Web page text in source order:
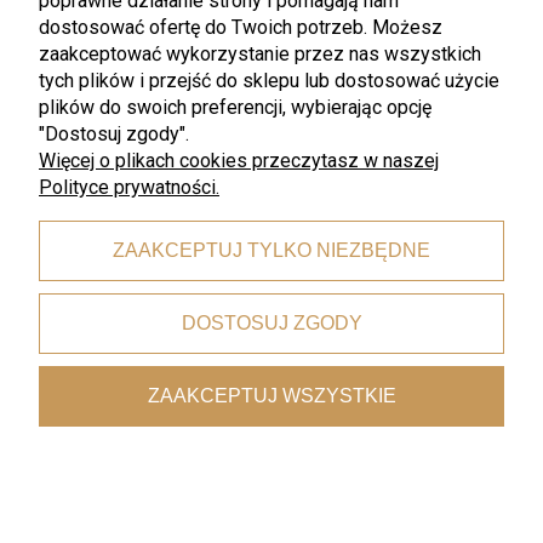
72,00 zł 96,00 zł
Najniższa cena:72,00 zł
36,00 zł 48,00 zł
Najniższa cena:36,00 zł
WMF
WMF - STYLE LIGHTS Geo
promocja
WMF
WMF - STYLE LIGHTS Geo
dostosować ofertę do Twoich potrzeb. Możesz
zaakceptować wykorzystanie przez nas wszystkich
tych plików i przejść do sklepu lub dostosować użycie
plików do swoich preferencji, wybierając opcję
"Dostosuj zgody".
Więcej o plikach cookies przeczytasz w naszej
Polityce prywatności.
ZAAKCEPTUJ TYLKO NIEZBĘDNE
DOSTOSUJ ZGODY
ZAAKCEPTUJ WSZYSTKIE